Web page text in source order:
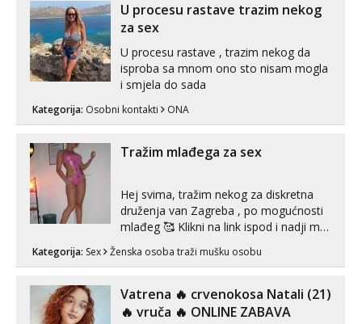
U procesu rastave trazim nekog
za sex
U procesu rastave , trazim nekog da
isproba sa mnom ono sto nisam mogla
i smjela do sada
Kategorija: Osobni kontakti ONA
Tražim mlađega za sex
Hej svima, tražim nekog za diskretna
druženja van Zagreba , po mogućnosti
mlađeg 🥰 Klikni na link ispod i nadji me
Kategorija: Sex Ženska osoba traži mušku osobu
Vatrena ‎️‍🔥 crvenokosa Natali (21)
‎️‍🔥 vruča‎ ️‍🔥 ONLINE ZABAVA